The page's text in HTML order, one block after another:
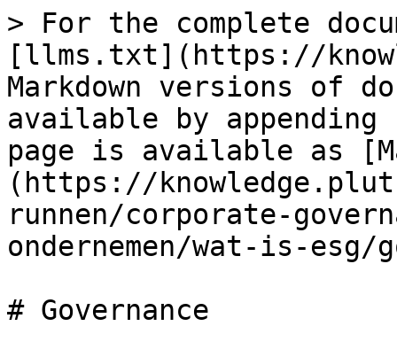
> For the complete
[llms.txt](https://
Markdown versions of
available by
page is available as
(https://
runnen/corporate-
ondernemen/wat-is-esg/
# Governance